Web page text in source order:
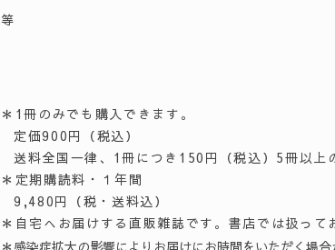
等
＊1冊のみでも購入できます。
定価900円（税込）
送料全国一律、1冊につき150円（税込）5冊以上
＊定期購読料・１年間
9,480円（税・送料込）
＊自宅へお届けする直販雑誌です。書店では扱って
＊感染症拡大の影響によりお届けにお時間をいただく場